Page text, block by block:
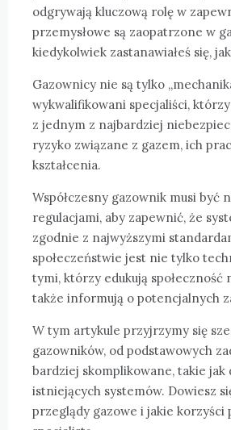
odgrywają kluczową rolę w
przemysłowe są zaopatrzone w
kiedykolwiek zastanawiałeś się,
Gazownicy nie są tylko
wykwalifikowani specjaliści,
z jednym z najbardziej
ryzyko związane z gazem, ich
kształcenia.
Współczesny gazownik musi
regulacjami, aby zapewnić, że
zgodnie z najwyższymi
społeczeństwie jest nie tylko
tymi, którzy edukują
także informują o potencjalnych
W tym artykule przyjrzymy się
gazowników, od podstawowych
bardziej skomplikowane, takie
istniejących systemów. Dowiesz
przeglądy gazowe i jakie